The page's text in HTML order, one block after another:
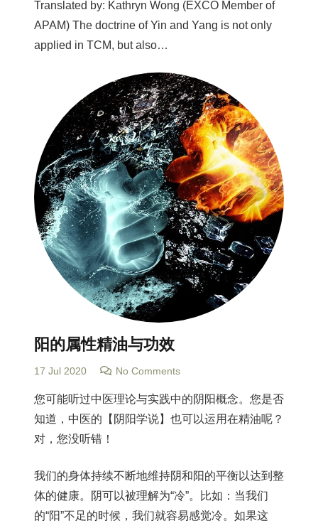
Translated by: Kathryn Wong (EXCO Member of
APAM) The doctrine of Yin and Yang is not only
applied in TCM, but also…
阳的属性精油与功效
17 Jul 2020 No Comments
您可能听过中医理论与实践中的阴阳概念。您是否
知道，中医的【阴阳学说】也可以运用在精油呢？
对，您没听错！
我们的身体持续不断地维持阴和阳的平衡以达到整
体的健康。阴可以被理解为“冷”。比如：当我们
的“阳”不足的时候，我们就容易感觉冷。如果这